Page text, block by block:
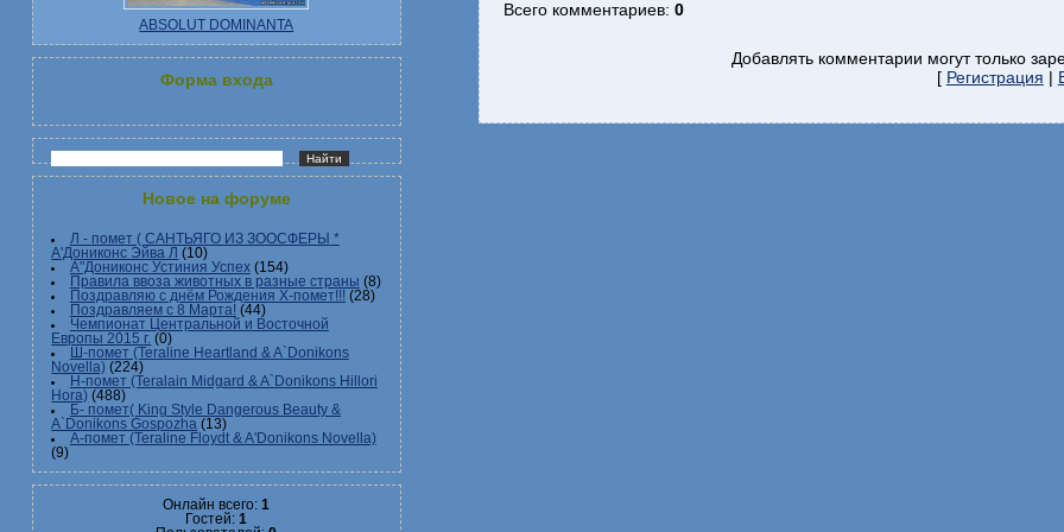
ABSOLUT DOMINANTA
Форма входа
Новое на форуме
Л - помет ( САНТЬЯГО ИЗ ЗООСФЕРЫ *
А'Дониконс Эйва Л (10)
А"Дониконс Устиния Успех (154)
Правила ввоза животных в разные страны (8)
Поздравляю с днём Рождения Х-помет!!! (28)
Поздравляем с 8 Марта! (44)
Чемпионат Центральной и Восточной
Европы 2015 г. (0)
Ш-помет (Teraline Heartland & A`Donikons
Novella) (224)
Н-помет (Teralain Midgard & A`Donikons Hillori
Hora) (488)
Б- помет( King Style Dangerous Beauty &
A`Donikons Gospozha (13)
А-помет (Teraline Floydt & A'Donikons Novella)
(9)
Онлайн всего:1
Гостей:1
Всего комментариев:0
Добавлять комментарии могут только
[ Регистрация |